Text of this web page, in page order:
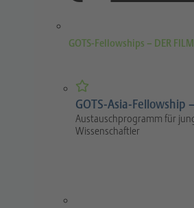
GOTS-Fellowships – DER FILM
GOTS-Asia-Fellowship
Austauschprogramm für
Wissenschaftler